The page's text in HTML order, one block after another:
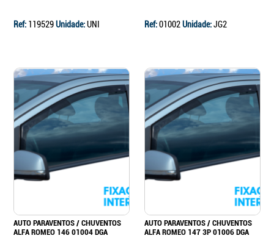
Ref: 119529Unidade:UNI Ref:01002Unidade:JG2
AUTO PARAVENTOS / CHUVENTOS
ALFA ROMEO 146 01004 DGA
AUTO PARAVENTOS / CHUVENTOS
ALFA ROMEO 147 3P 01006 DGA